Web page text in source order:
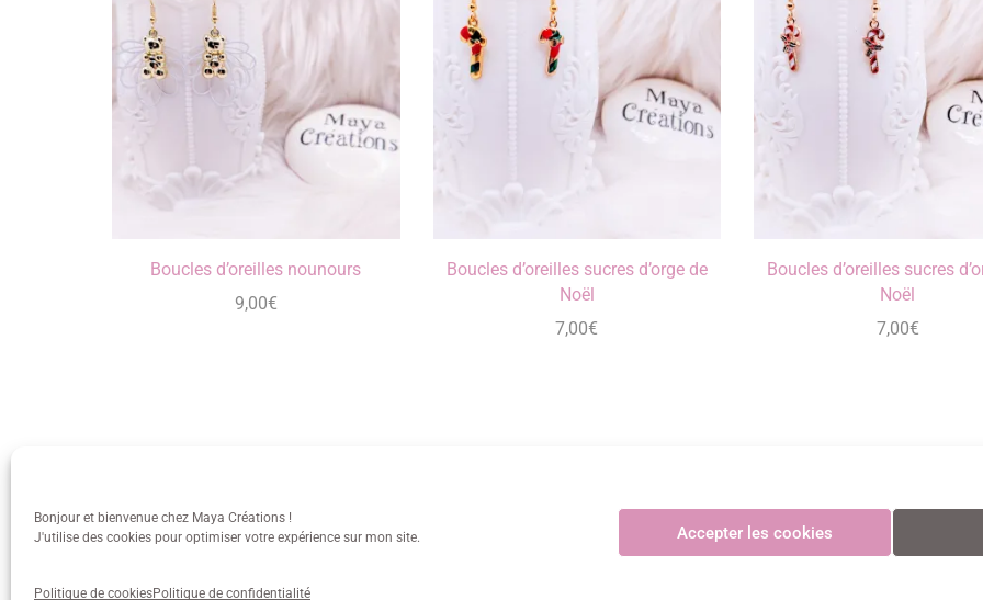
Bonjour et bienvenue chez Maya Créations !
J'utilise des cookies pour optimiser votre expérience sur mon site.
Accepter les cookies
Politique de cookiesPolitique de confidentialité
Boucles d’oreilles nounours
9,00€
Boucles d’oreilles sucres d’orge de
Noël
7,00€
Boucles d’oreilles sucres
Noël
7,00€
Maya Créations
info@mayacreations.fr Politique des cookies